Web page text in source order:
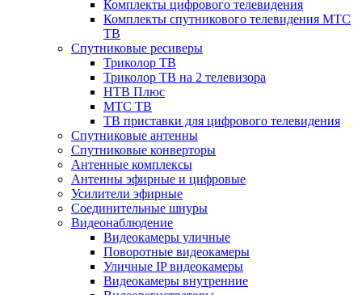
Комплекты цифрового телевидения
Комплекты спутникового телевидения МТС
ТВ
Спутниковые ресиверы
Триколор ТВ
Триколор ТВ на 2 телевизора
НТВ Плюс
МТС ТВ
ТВ приставки для цифрового телевидения
Спутниковые антенны
Спутниковые конверторы
Антенные комплексы
Антенны эфирные и цифровые
Усилители эфирные
Соединительные шнуры
Видеонаблюдение
Видеокамеры уличные
Поворотные видеокамеры
Уличные IP видеокамеры
Видеокамеры внутренние